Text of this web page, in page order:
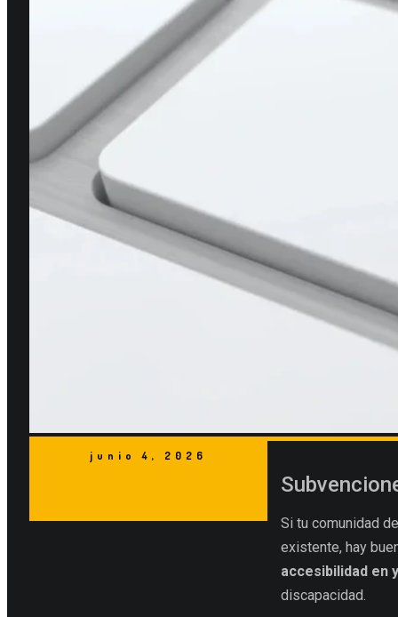
junio 4, 2026
Si tu comunidad
existente, hay
accesibilidad en
discapacidad.